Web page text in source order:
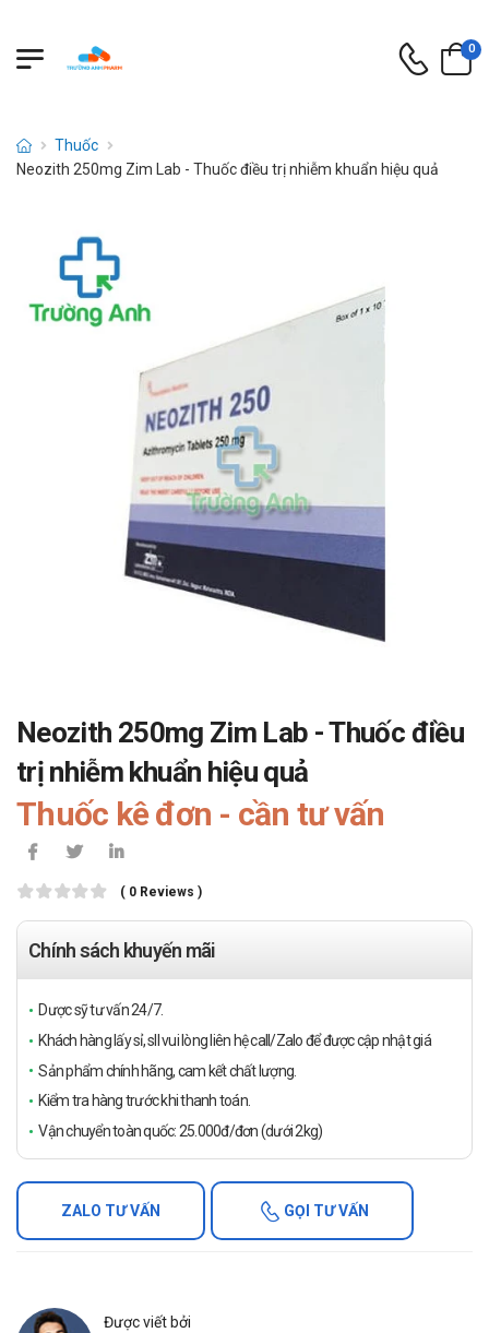
0
Thuốc
Neozith 250mg Zim Lab - Thuốc điều trị nhiễm khuẩn hiệu quả
Neozith 250mg Zim Lab - Thuốc điều
trị nhiễm khuẩn hiệu quả
Thuốc kê đơn - cần tư vấn
( 0 Reviews )
Chính sách khuyến mãi
Dược sỹ tư vấn 24/7.
Khách hàng lấy sỉ, sll vui lòng liên hệ call/Zalo để được cập nhật giá
Sản phẩm chính hãng, cam kết chất lượng.
Kiểm tra hàng trước khi thanh toán.
Vận chuyển toàn quốc: 25.000đ/đơn (dưới 2kg)
ZALO TƯ VẤN GỌI TƯ VẤN
Được viết bởi